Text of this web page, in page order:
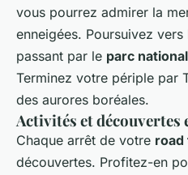
vous pourrez admirer la
enneigées. Poursuivez vers
passant par le parc
Terminez votre périple par
des aurores boréales.
Activités et découvertes
Chaque arrêt de votre road
découvertes. Profitez-en